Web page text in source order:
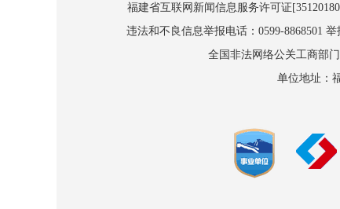
福建省互联网新闻信息服务许可证
违法和不良信息举报电话：0599-8868501
全国非法网络公关工商部
单位地址：